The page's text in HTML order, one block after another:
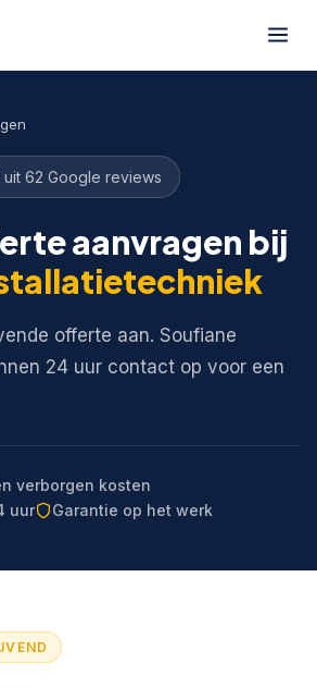
uit 62 Google reviews
aanvragen bij
offerte aan. Soufiane
24 uur contact op voor een
verborgen kosten
uur
Garantie op het werk